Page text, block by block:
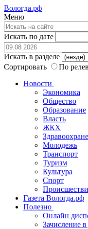
Вологда.рф
Меню
Искать по дате
Искать в разделе
Сортировать
По
Новости
Экономика
Общество
Образование
Власть
ЖКХ
Молодежь
Транспорт
Туризм
Культура
Спорт
Газета Вологда.рф
Полезно
Онлайн
Зачисление